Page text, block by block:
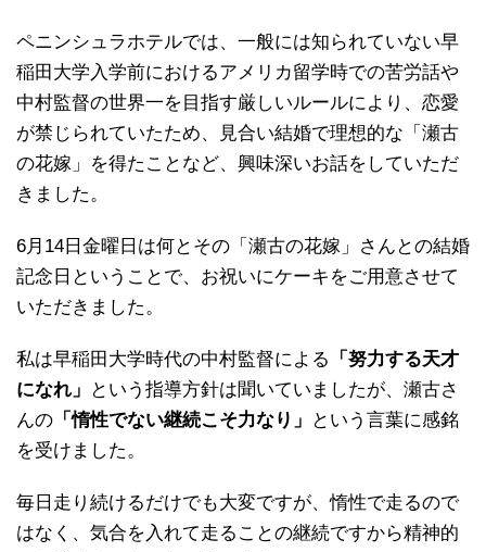
ペニンシュラホテルでは、一般には知られていない早
稲田大学入学前におけるアメリカ留学時での苦労話や
中村監督の世界一を目指す厳しいルールにより、恋愛
が禁じられていたため、見合い結婚で理想的な「瀬古
の花嫁」を得たことなど、興味深いお話をしていただ
きました。
6月14日金曜日は何とその「瀬古の花嫁」さんとの結婚
記念日ということで、お祝いにケーキをご用意させて
いただきました。
私は早稲田大学時代の中村監督による
「努力する天才
になれ」
という指導方針は聞いていましたが、瀬古さ
んの 「惰性でない継続こそ力なり」
という言葉に感銘
を受けました。
毎日走り続けるだけでも大変ですが、惰性で走るので
はなく、気合を入れて走ることの継続ですから精神的